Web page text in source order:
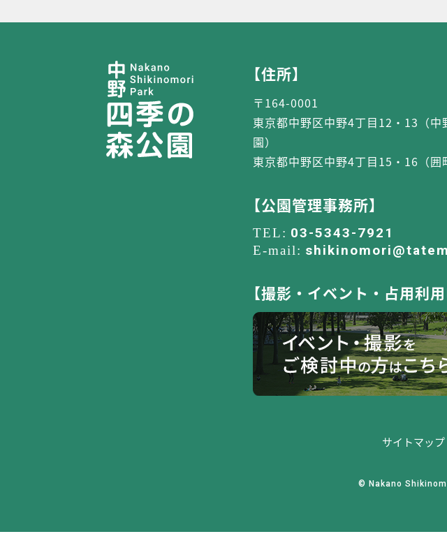
【住所】
〒164-0001
東京都中野区中野4丁目12・13（中
園）
東京都中野区中野4丁目15・16（囲
【公園管理事務所】
03-5343-7921
【撮影・イベント・占用利用
サイトマップ
© Nakano